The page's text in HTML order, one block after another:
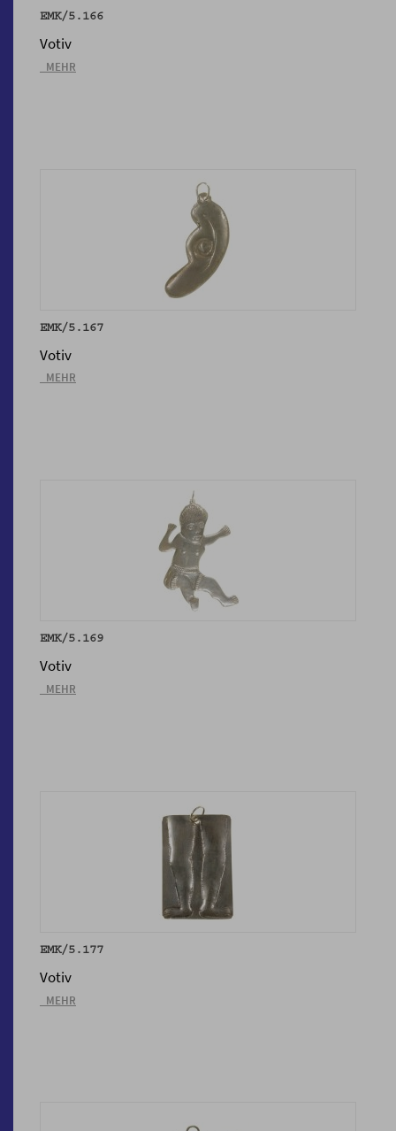
EMK/5.166
Votiv
_MEHR
EMK/5.167
Votiv
_MEHR
EMK/5.169
Votiv
_MEHR
EMK/5.177
Votiv
_MEHR